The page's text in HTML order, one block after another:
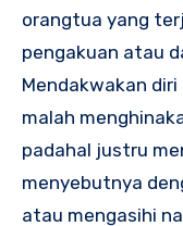
orangtua yang
pengakuan atau
Mendakwakan
malah
padahal justru
menyebutnya
atau mengasihi